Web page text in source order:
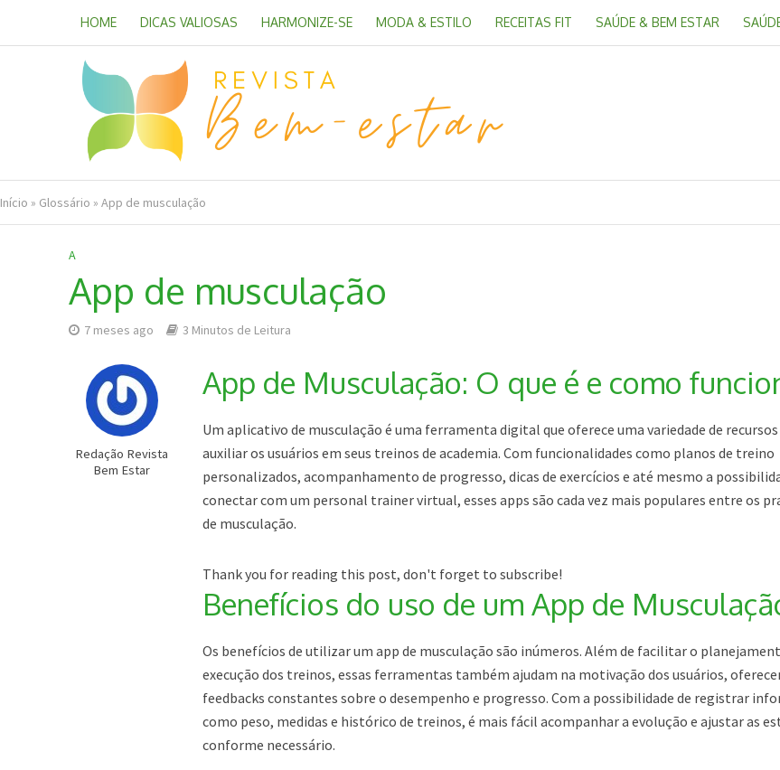
HOME DICAS VALIOSAS HARMONIZE-SE MODA & ESTILO RECEITAS FIT SAÚDE & BEM ESTAR
Início » Glossário » App de musculação
A
App de musculação
7 meses ago 3 Minutos de Leitura
Redação Revista
Bem Estar
App de Musculação: O que é e como
Um aplicativo de musculação é uma ferramenta digital que oferece uma variedade de
auxiliar os usuários em seus treinos de academia. Com funcionalidades como planos de treino
personalizados, acompanhamento de progresso, dicas de exercícios e até mesmo a
conectar com um personal trainer virtual, esses apps são cada vez mais populares entre os
de musculação.
Thank you for reading this post, don't forget to subscribe!
Benefícios do uso de um App de
Os benefícios de utilizar um app de musculação são inúmeros. Além de facilitar o
execução dos treinos, essas ferramentas também ajudam na motivação dos usuários,
feedbacks constantes sobre o desempenho e progresso. Com a possibilidade de registrar
como peso, medidas e histórico de treinos, é mais fácil acompanhar a evolução e ajustar as
conforme necessário.